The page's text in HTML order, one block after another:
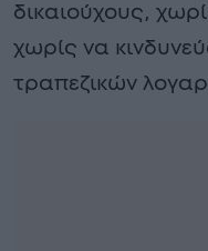
δικαιούχους,
χωρίς να
τραπεζικών